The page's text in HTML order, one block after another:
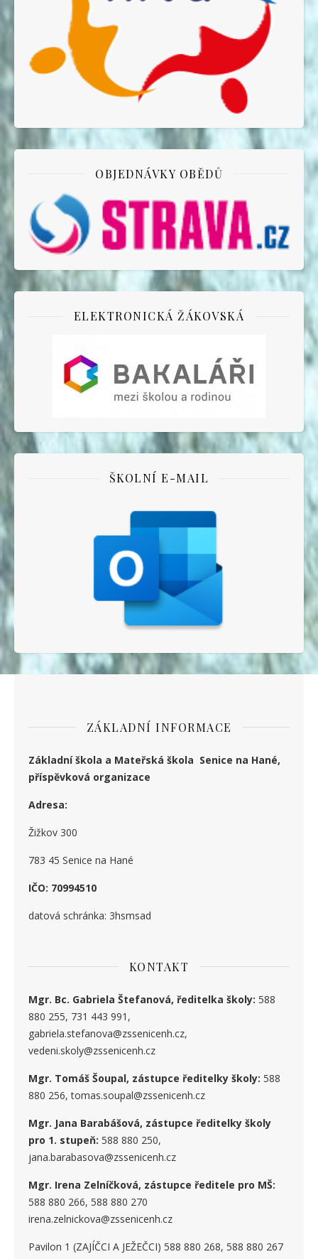
OBJEDNÁVKY OBĚDŮ
ELEKTRONICKÁ ŽÁKOVSKÁ
ŠKOLNÍ E-MAIL
ZÁKLADNÍ INFORMACE
Základní škola a Mateřská škola Senice na Hané,
příspěvková organizace
Adresa:
Žižkov 300
783 45 Senice na Hané
IČO: 70994510
datová schránka: 3hsmsad
KONTAKT
Mgr. Bc. Gabriela Štefanová, ředitelka školy: 588
880 255, 731 443 991,
gabriela.stefanova@zssenicenh.cz,
vedeni.skoly@zssenicenh.cz
Mgr. Tomáš Šoupal, zástupce ředitelky školy: 588
880 256, tomas.soupal@zssenicenh.cz
Mgr. Jana Barabášová, zástupce ředitelky školy
pro 1. stupeň: 588 880 250,
jana.barabasova@zssenicenh.cz
Mgr. Irena Zelníčková, zástupce ředitele pro MŠ:
588 880 266, 588 880 270
irena.zelnickova@zssenicenh.cz
Pavilon 1 (ZAJÍČCI A JEŽEČCI) 588 880 268, 588 880 267